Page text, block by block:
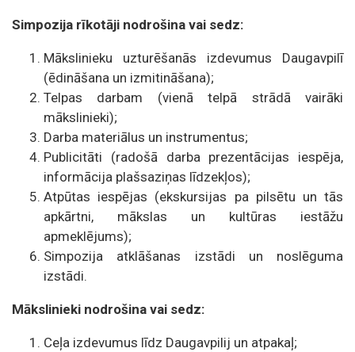
Simpozija rīkotāji nodrošina vai sedz:
Mākslinieku uzturēšanās izdevumus Daugavpilī
(ēdināšana un izmitināšana);
Telpas darbam (vienā telpā strādā vairāki
mākslinieki);
Darba materiālus un instrumentus;
Publicitāti (radošā darba prezentācijas iespēja,
informācija plašsaziņas līdzekļos);
Atpūtas iespējas (ekskursijas pa pilsētu un tās
apkārtni, mākslas un kultūras iestāžu
apmeklējums);
Simpozija atklāšanas izstādi un noslēguma
izstādi.
Mākslinieki nodrošina vai sedz:
Ceļa izdevumus līdz Daugavpilij un atpakaļ;